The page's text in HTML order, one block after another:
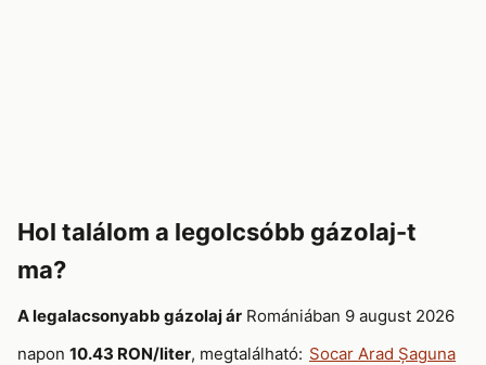
Hol találom a legolcsóbb gázolaj-t
ma?
A legalacsonyabb gázolaj ár Romániában 9 august 2026
napon 10.43 RON/liter, megtalálható: Socar Arad Șaguna